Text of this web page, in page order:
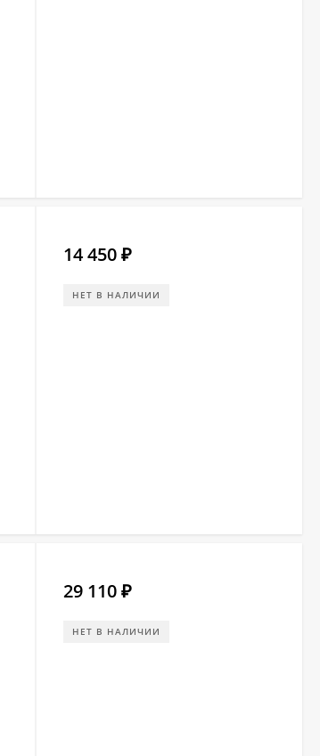
14 450 ₽
НЕТ В НАЛИЧИИ
29 110 ₽
НЕТ В НАЛИЧИИ